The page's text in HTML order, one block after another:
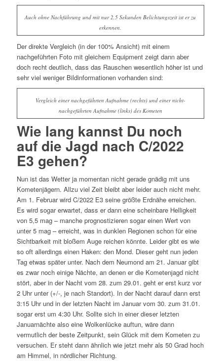
Auch ohne Nachführung und mit nur 2,5 Sekunden Belichtungszeit ist er zu
erkennen.
Der direkte Vergleich (in der 100% Ansicht) mit einem
nachgeführten Foto mit gleichem Equipment zeigt dann aber
doch recht deutlich, dass das Rauschen wesentlich höher ist und
sehr viel weniger Bildinformationen vorhanden sind:
Vergleich einer nachgeführten Aufnahme (rechts) und einer nicht-
nachgeführten Aufnahme (links) des Kometen
Wie lang kannst Du noch
auf die Jagd nach C/2022
E3 gehen?
Nun ist das Wetter ja momentan nicht gerade gnädig mit uns
Kometenjägern. Allzu viel Zeit bleibt aber leider auch nicht mehr.
Am 1. Februar wird C/2022 E3 seine größte Erdnähe erreichen.
Es wird sogar erwartet, dass er dann eine scheinbare Helligkeit
von 5,5 mag – manche prognostizieren sogar einen Wert von
unter 5 mag – erreicht, was in dunklen Regionen schon für eine
Sichtbarkeit mit bloßem Auge reichen könnte. Leider gibt es wie
so oft allerdings einen Haken: den Mond. Dieser geht nun jeden
Tag etwas später unter. Nach dem Neumond am 21. Januar gibt
es zwar noch einige Nächte, an denen er die Kometenjagd nicht
stört, aber in der Nacht vom 28. zum 29.01. geht er erst kurz vor
2 Uhr unter (+/-, je nach Standort). In der Nacht darauf dann erst
3:15 Uhr und in der letzten Nacht im Januar vom 30. zum 31.01.
sogar erst um 4:30 Uhr. Sollte sich in einer dieser letzten
Januarnächte also eine Wolkenlücke auftun, wäre dann
vermutlich der beste Zeitpunkt, sein Glück mit dem Kometen zu
versuchen. Er steht dann ähnlich wie jetzt mehr als 50 Grad hoch
am Himmel, in nördlicher Richtung.